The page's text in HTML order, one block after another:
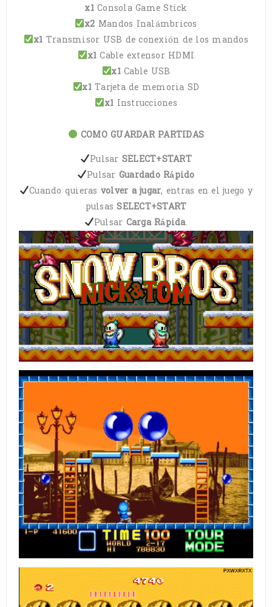
x1Consola Game Stick
x2 Mandos Inalámbricos
x1 Transmisor USB de conexión de los mandos
x1 Cable extensor HDMI
x1Cable USB
x1Tarjeta de memoria SD
x1 Instrucciones
COMO GUARDAR PARTIDAS
Pulsar SELECT+START
Pulsar Guardado Rápido
Cuando quieras volver a jugar, entras en el juego y
pulsasSELECT+START
Pulsar Carga Rápida.